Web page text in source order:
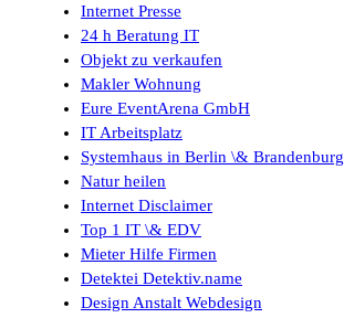
Internet Presse
24 h Beratung IT
Objekt zu verkaufen
Makler Wohnung
Eure EventArena GmbH
IT Arbeitsplatz
Systemhaus in Berlin \& Brandenburg
Natur heilen
Internet Disclaimer
Top 1 IT \& EDV
Mieter Hilfe Firmen
Detektei Detektiv.name
Design Anstalt Webdesign